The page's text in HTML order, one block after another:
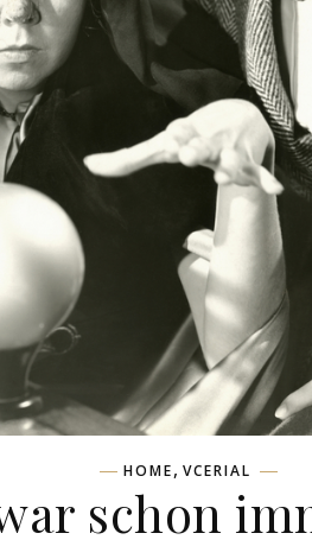
HOME, VCERIAL
schon